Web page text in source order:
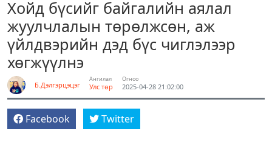
Хойд бүсийг байгалийн аялал
жуулчлалын төрөлжсөн, аж
үйлдвэрийн дэд бүс чиглэлээр
хөгжүүлнэ
Б.Дэлгэрцэцэг
Ангилал
Улс төр
Огноо
2025-04-28 21:02:00
Facebook Twitter